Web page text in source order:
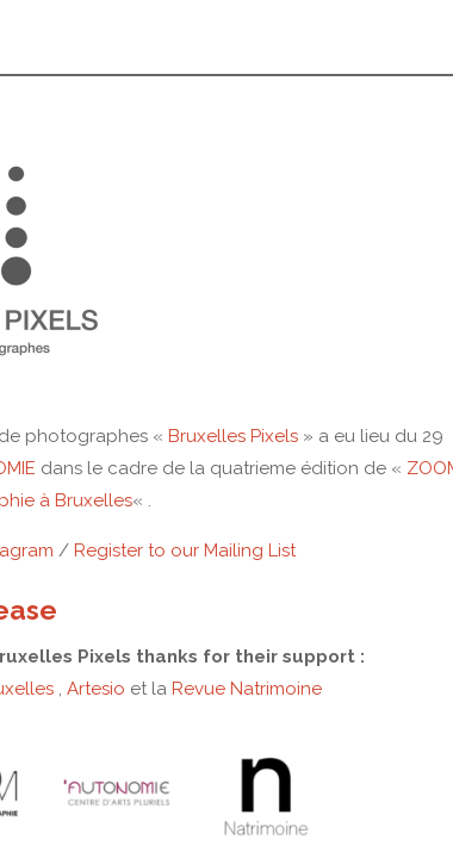
photographes « Bruxelles Pixels » a eu lieu du 29
dans le cadre de la quatrieme édition de «
à Bruxelles« .
/ Register to our Mailing List
Pixels thanks for their support :
,Artesio et laRevue Natrimoine